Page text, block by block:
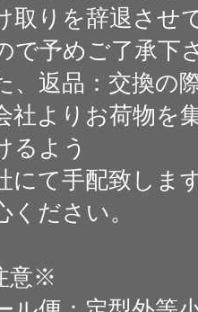
取りを辞退させ
で予めご了承下
、返品：交換の
社よりお荷物を
るよう
にて手配致しま
ください。
意※